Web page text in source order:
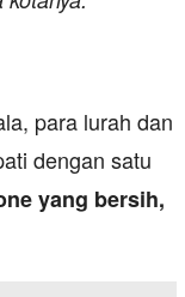
para lurah dan
dengan satu
yang bersih,